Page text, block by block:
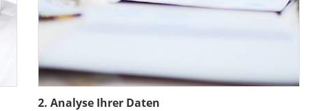
2. Analyse Ihrer Daten